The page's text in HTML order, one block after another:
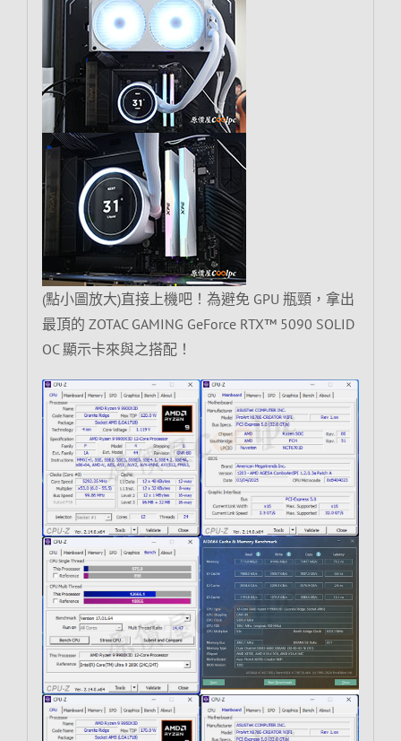
(點小圖放大)直接上機吧！為避免 GPU 瓶頸，拿出
最頂的 ZOTAC GAMING GeForce RTX™ 5090 SOLID
OC 顯示卡來與之搭配！